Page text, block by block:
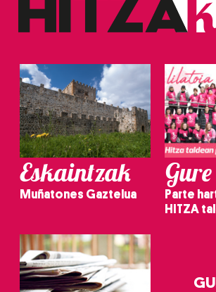
erabiltzeko baimen esplizitua ematen
Eskaintzak
Muñatones Gaztelua
Parte
HITZA